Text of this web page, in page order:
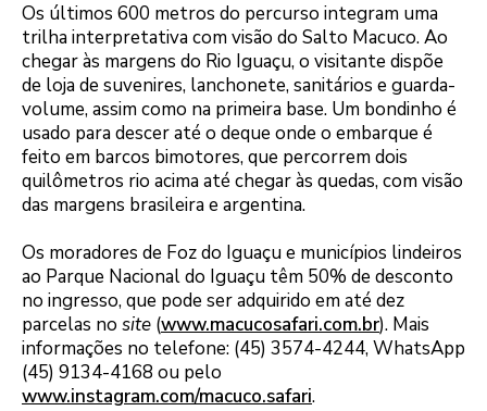
Os últimos 600 metros do percurso integram uma
trilha interpretativa com visão do Salto Macuco. Ao
chegar às margens do Rio Iguaçu, o visitante dispõe
de loja de suvenires, lanchonete, sanitários e guarda-
volume, assim como na primeira base. Um bondinho é
usado para descer até o deque onde o embarque é
feito em barcos bimotores, que percorrem dois
quilômetros rio acima até chegar às quedas, com visão
das margens brasileira e argentina.
Os moradores de Foz do Iguaçu e municípios lindeiros
ao Parque Nacional do Iguaçu têm 50% de desconto
no ingresso, que pode ser adquirido em até dez
parcelas no site (www.macucosafari.com.br). Mais
informações no telefone: (45) 3574-4244, WhatsApp
(45) 9134-4168 ou pelo
www.instagram.com/macuco.safari.